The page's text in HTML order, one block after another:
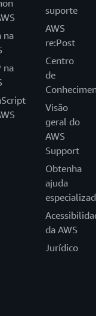
na
na
suporte
AWS
re:Post
Centro
de
Visão
geral do
AWS
Support
Obtenha
ajuda
da AWS
Jurídico